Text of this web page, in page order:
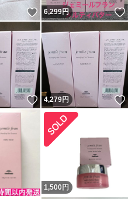
いいね！
6,299円
いいね！
4,279円
1,500 円